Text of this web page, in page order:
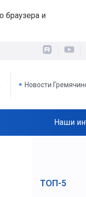
браузера и
Новости
Наши
ТОП-5